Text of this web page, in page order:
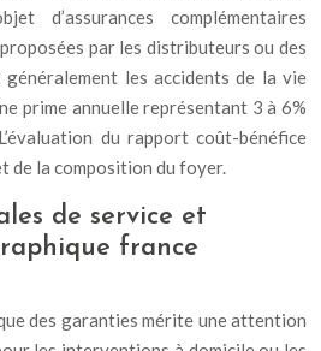
d’assurances complémentaires
par les distributeurs ou des
les accidents de la vie
prime annuelle représentant 3 à 6%
du rapport coût-bénéfice
de la composition du foyer.
de service et
france
des garanties mérite une attention